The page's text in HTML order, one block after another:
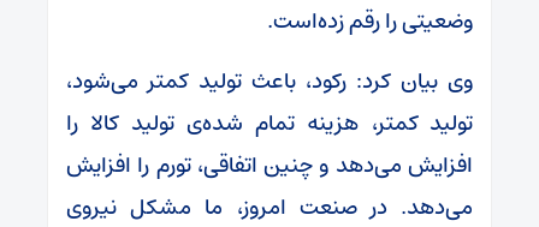
وضعیتی را رقم زده‌است.
وی بیان کرد: رکود، باعث تولید کمتر می‌شود،
تولید کمتر، هزینه تمام شده‌ی تولید کالا را
افزایش می‌دهد و چنین اتفاقی، تورم را افزایش
می‌دهد. در صنعت امروز، ما مشکل نیروی